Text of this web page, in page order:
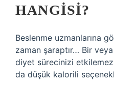
HANGISI?
Beslenme uzmanlarına
zaman şaraptır… Bir
diyet sürecinizi
da düşük kalorili